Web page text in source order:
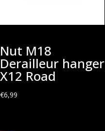
Nut M18
Derailleur hanger
X12 Road
€6,99